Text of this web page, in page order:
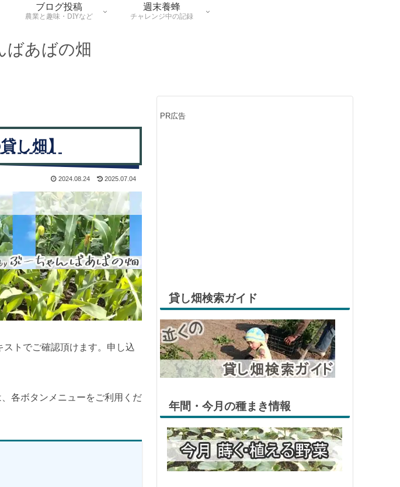
ばあばの畑
ブログ投稿
農業と趣味・DIYなど
週末養蜂
チャレンジ中の記録
し畑】
2024.08.24 2025.07.04
トでご確認頂けます。申し込
各ボタンメニューをご利用くだ
PR広告
貸し畑検索ガイド
年間・今月の種まき情報